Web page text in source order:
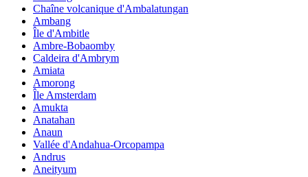
Chaîne volcanique d'Ambalatungan
Ambang
Île d'Ambitle
Ambre-Bobaomby
Caldeira d'Ambrym
Amiata
Amorong
Île Amsterdam
Amukta
Anatahan
Anaun
Vallée d'Andahua-Orcopampa
Andrus
Aneityum